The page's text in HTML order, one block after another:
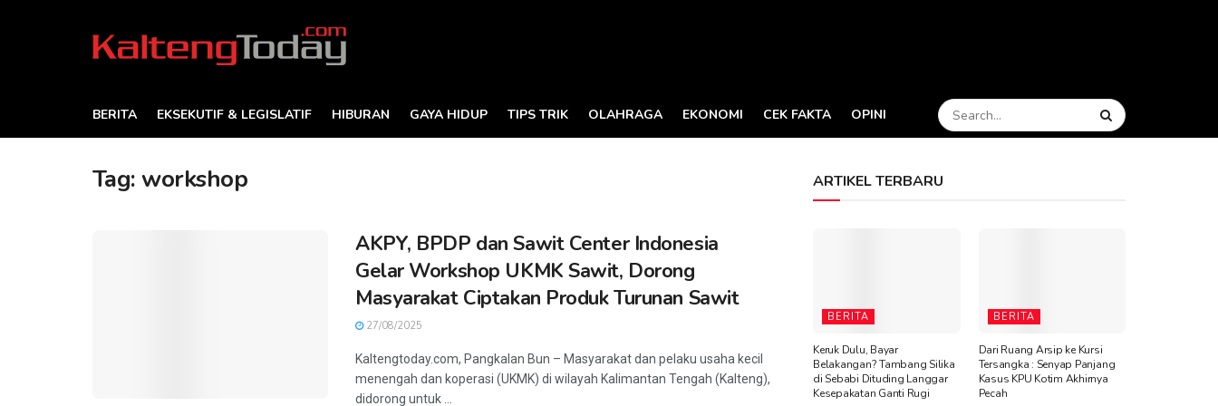
BERITA EKSEKUTIF & LEGISLATIF HIBURAN GAYA HIDUP TIPS TRIK OLAHRAGA EKONOMI CEK FAKTA OPINI
Tag:workshop
AKPY, BPDP dan Sawit Center Indonesia
Gelar Workshop UKMK Sawit, Dorong
Masyarakat Ciptakan Produk Turunan Sawit
27/08/2025
Kaltengtoday.com, Pangkalan Bun – Masyarakat dan pelaku usaha kecil
menengah dan koperasi (UKMK) di wilayah Kalimantan Tengah (Kalteng),
didorong untuk ...
ARTIKEL TERBARU
BERITA
Keruk Dulu, Bayar
Belakangan? Tambang Silika
di Sebabi Dituding Langgar
Kesepakatan Ganti Rugi
BERITA
Dari Ruang Arsip ke Kursi
Tersangka : Senyap Panjang
Kasus KPU Kotim Akhirnya
Pecah